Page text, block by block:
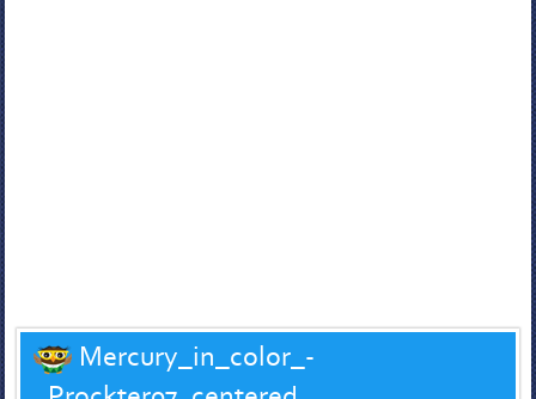
Mercury_in_color_-